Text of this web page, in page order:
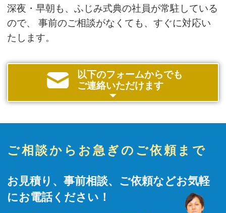
深夜・早朝も、ふじみ式典の社員が常駐している
ので、
事前のご相談がなくても、すぐに対応い
たします。
以下のフォームからでも
ご連絡いただけます
ご相談からお急ぎのご依頼まで
お見積り、事前相談、ご依頼などお気軽
にお電話ください！